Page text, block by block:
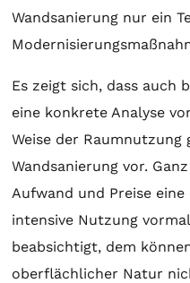
Wandsanierung nur ein
Es zeigt sich, dass auch
eine konkrete Analyse
Weise der Raumnutzung
Wandsanierung vor.
Aufwand und Preise
intensive Nutzung
beabsichtigt, dem
oberflächlicher Natur